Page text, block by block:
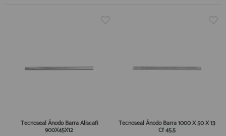
Tecnoseal Ánodo Barra Aliscafi
900X45X12
Tecnoseal Ánodo Barra 1000 X 50 X 13
Cf 45,5